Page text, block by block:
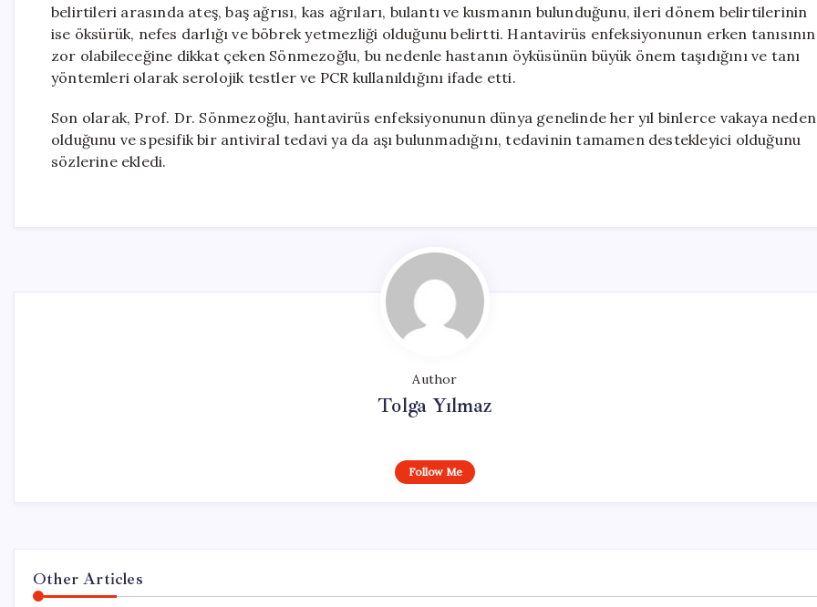
belirtileri arasında ateş, baş ağrısı, kas ağrıları, bulantı ve kusmanın bulunduğunu, ileri dönem belirtilerinin
ise öksürük, nefes darlığı ve böbrek yetmezliği olduğunu belirtti. Hantavirüs enfeksiyonunun erken tanısının
zor olabileceğine dikkat çeken Sönmezoğlu, bu nedenle hastanın öyküsünün büyük önem taşıdığını ve tanı
yöntemleri olarak serolojik testler ve PCR kullanıldığını ifade etti.
Son olarak, Prof. Dr. Sönmezoğlu, hantavirüs enfeksiyonunun dünya genelinde her yıl binlerce vakaya neden
olduğunu ve spesifik bir antiviral tedavi ya da aşı bulunmadığını, tedavinin tamamen destekleyici olduğunu
sözlerine ekledi.
Author
Tolga Yılmaz
Follow Me
Other Articles